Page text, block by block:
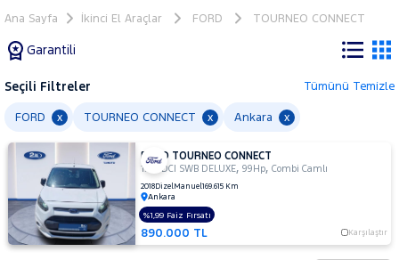
Ana Sayfa İkinci El Araçlar FORD TOURNEO CONNECT
Garantili
Tüm
Araçlar
AUDI
BMC
BMW
Seçili Filtreler Tümünü Temizle
FORD x TOURNEO CONNECT x Ankara x
FORD TOURNEO CONNECT
1.5 TDCI SWB DELUXE,99Hp,Combi Camlı
2018DizelManuel169.615 Km
Ankara
890.000 TL Karşılaştır
%1,99 Faiz Fırsatı